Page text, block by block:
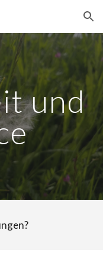
Skip to navigation
und